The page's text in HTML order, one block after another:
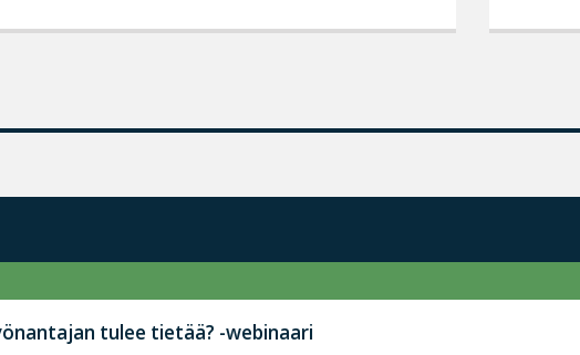
tulee tietää? -webinaari